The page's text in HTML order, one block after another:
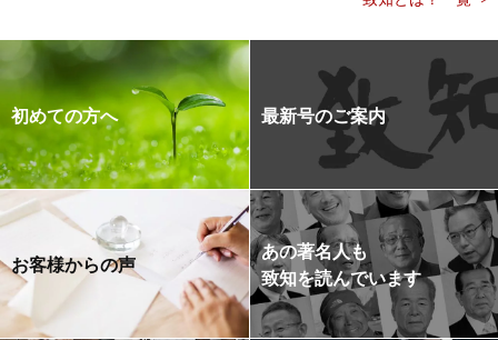
初めての方へ 最新号のご案内
お客様からの声
あの著名人も
致知を読んでいます